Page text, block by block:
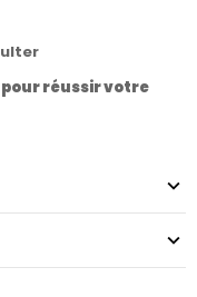
pour réussir votre